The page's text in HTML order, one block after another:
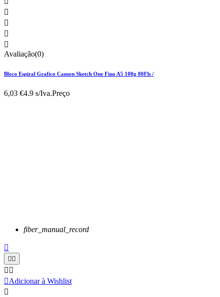




Avaliação(0)
Bloco Espiral Grafico Canson Sketch One Fino A5 100g 80Fls /
6,03 €4.9 s/Iva.Preço
fiber_manual_record


 
Adicionar à Wishlist
